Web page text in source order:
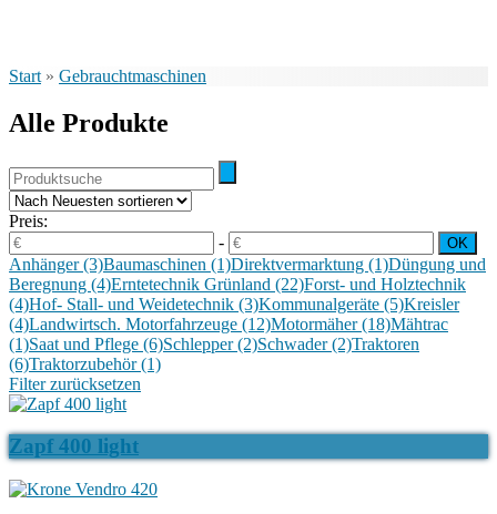
Start » Gebrauchtmaschinen
Alle Produkte
Preis:
-
Anhänger(3)Baumaschinen (1)Direktvermarktung (1)Düngung und
Beregnung (4)Erntetechnik Grünland (22)Forst- und Holztechnik
(4)Hof- Stall- und Weidetechnik (3)Kommunalgeräte (5)Kreisler
(4)Landwirtsch. Motorfahrzeuge (12)Motormäher(18)Mähtrac
(1)Saat und Pflege (6)Schlepper(2)Schwader(2)Traktoren
(6)Traktorzubehör(1)
Filter zurücksetzen
Zapf 400 light